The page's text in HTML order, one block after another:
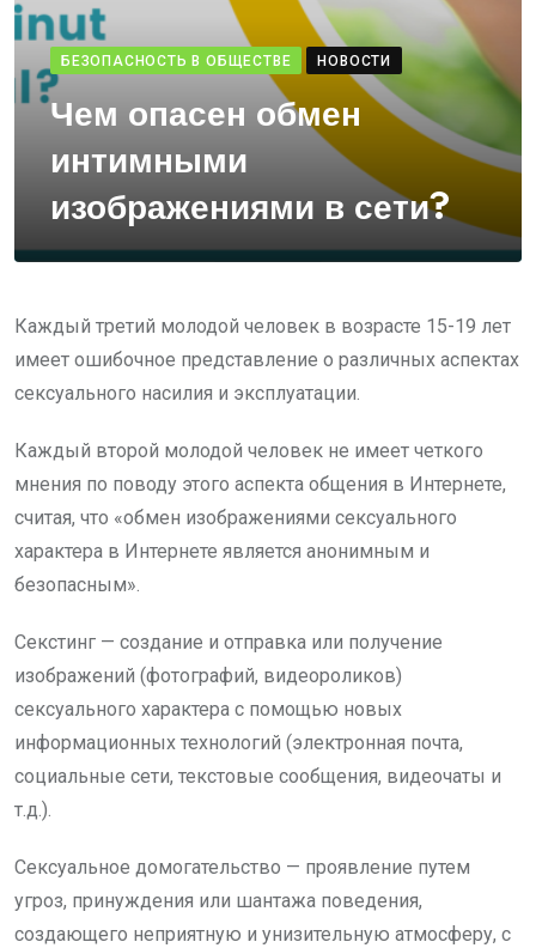
БЕЗОПАСНОСТЬ В ОБЩЕСТВЕ НОВОСТИ
Чем опасен обмен
интимными
изображениями в сети?
Каждый третий молодой человек в возрасте 15-19 лет
имеет ошибочное представление о различных аспектах
сексуального насилия и эксплуатации.
Каждый второй молодой человек не имеет четкого
мнения по поводу этого аспекта общения в Интернете,
считая, что «обмен изображениями сексуального
характера в Интернете является анонимным и
безопасным».
Секстинг — создание и отправка или получение
изображений (фотографий, видеороликов)
сексуального характера с помощью новых
информационных технологий (электронная почта,
социальные сети, текстовые сообщения, видеочаты и
т.д.).
Сексуальное домогательство — проявление путем
угроз, принуждения или шантажа поведения,
создающего неприятную и унизительную атмосферу, с